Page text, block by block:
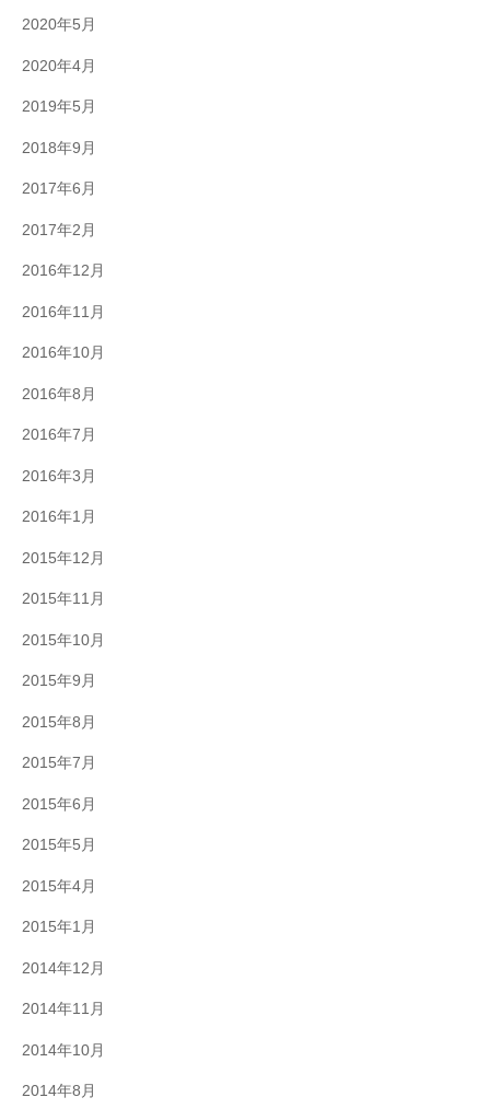
2020年5月
2020年4月
2019年5月
2018年9月
2017年6月
2017年2月
2016年12月
2016年11月
2016年10月
2016年8月
2016年7月
2016年3月
2016年1月
2015年12月
2015年11月
2015年10月
2015年9月
2015年8月
2015年7月
2015年6月
2015年5月
2015年4月
2015年1月
2014年12月
2014年11月
2014年10月
2014年8月